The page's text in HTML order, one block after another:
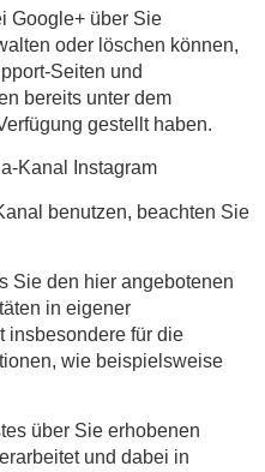
Google+ über Sie
oder löschen können,
Seiten und
bereits unter dem
gestellt haben.
Kanal Instagram
benutzen, beachten Sie
Sie den hier angebotenen
in eigener
insbesondere für die
wie beispielsweise
über Sie erhobenen
und dabei in